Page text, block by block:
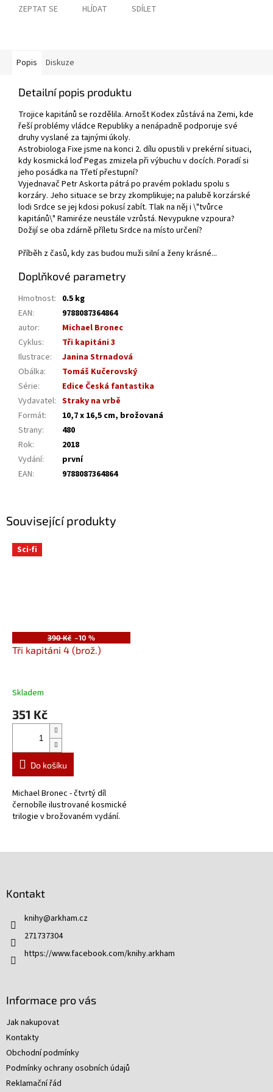
ZEPTAT SE HLÍDAT SDÍLET
Související produkty
Sci-fi
390 Kč –10 %
Tři kapitáni 4 (brož.)
Skladem
351 Kč
Do košíku
Michael Bronec - čtvrtý díl
černobíle ilustrované kosmické
trilogie v brožovaném vydání.
Popis Diskuze
Detailní popis produktu
Trojice kapitánů se rozdělila. Arnošt Kodex zůstává na Zemi, kde
řeší problémy vládce Republiky a nenápadně podporuje své
druhy vyslané za tajnými úkoly.
Astrobiologa Fixe jsme na konci 2. dílu opustili v prekérní situaci,
kdy kosmická loď Pegas zmizela při výbuchu v docích. Poradí si
jeho posádka na Třetí přestupní?
Vyjednavač Petr Askorta pátrá po pravém pokladu spolu s
korzáry. Jeho situace se brzy zkomplikuje; na palubě korzárské
lodi Srdce se jej kdosi pokusí zabít. Tlak na něj i \"tvůrce
kapitánů\" Ramiréze neustále vzrůstá. Nevypukne vzpoura?
Dožijí se oba zdárně příletu Srdce na místo určení?
Příběh z časů, kdy zas budou muži silní a ženy krásné...
Doplňkové parametry
Hmotnost: 0.5 kg
EAN:
9788087364864
autor:
Michael Bronec
Cyklus:
Tři kapitáni 3
Ilustrace:
Janina Strnadová
Obálka:
Tomáš Kučerovský
Série:
Edice Česká fantastika
Vydavatel: Straky na vrbě
Formát:
10,7 x 16,5 cm, brožovaná
Strany:
480
Rok:
2018
Vydání:
první
EAN: 9788087364864
Kontakt
knihy@arkham.cz
271737304
https://www.facebook.com/knihy.arkham
Informace pro vás
Jak nakupovat
Kontakty
Obchodní podmínky
Podmínky ochrany osobních údajů
Reklamační řád